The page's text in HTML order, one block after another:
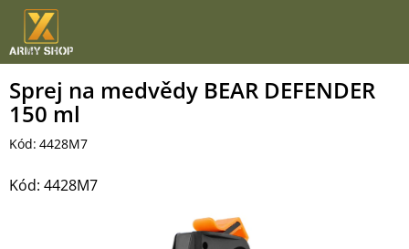
Přejít
obsah
Sprej na medvědy BEAR DEFENDER
150 ml
Kód: 4428M7
Kód: 4428M7